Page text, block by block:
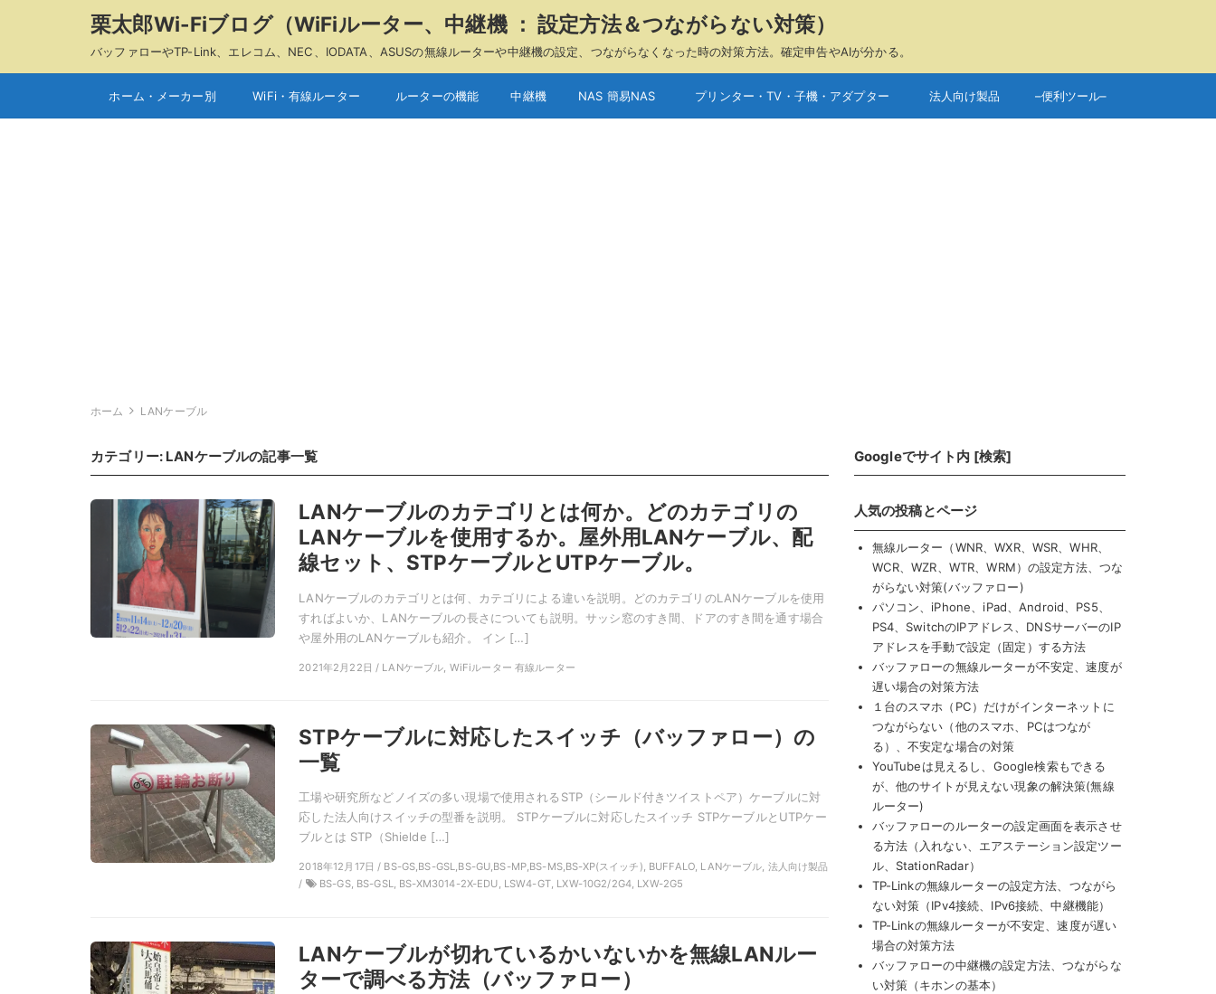
栗太郎Wi-Fiブログ（WiFiルーター、中継機 ： 設定方法＆つながらない対策）
バッファローやTP-Link、エレコム、NEC、IODATA、ASUSの無線ルーターや中継機の設定、つながらなくなった時の対策方法。確定申告やAIが分かる。
ホーム・メーカー別 WiFi・有線ルーター ルーターの機能 中継機 NAS 簡易NAS プリンター・TV・子機・アダプター 法人向け製品 –便利ツール–
ホーム LANケーブル
カテゴリー: LANケーブルの記事一覧
LANケーブルのカテゴリとは何か。どのカテゴリの
LANケーブルを使用するか。屋外用LANケーブル、配
線セット、STPケーブルとUTPケーブル。
LANケーブルのカテゴリとは何、カテゴリによる違いを説明。どのカテゴリのLANケーブルを使用
すればよいか、LANケーブルの長さについても説明。サッシ窓のすき間、ドアのすき間を通す場合
や屋外用のLANケーブルも紹介。 イン […]
2021年2月22日 / LANケーブル, WiFiルーター 有線ルーター
STPケーブルに対応したスイッチ（バッファロー）の
一覧
工場や研究所などノイズの多い現場で使用されるSTP（シールド付きツイストペア）ケーブルに対
応した法人向けスイッチの型番を説明。 STPケーブルに対応したスイッチ STPケーブルとUTPケー
ブルとは STP（Shielde […]
2018年12月17日 / BS-GS,BS-GSL,BS-GU,BS-MP,BS-MS,BS-XP(スイッチ), BUFFALO, LANケーブル, 法人向け製品
/
BS-GS, BS-GSL, BS-XM3014-2X-EDU, LSW4-GT, LXW-10G2/2G4, LXW-2G5
LANケーブルが切れているかいないかを無線LANルー
ターで調べる方法（バッファロー）
Googleでサイト内 [検索]
人気の投稿とページ
無線ルーター（WNR、WXR、WSR、WHR、
WCR、WZR、WTR、WRM）の設定方法、つな
がらない対策(バッファロー)
パソコン、iPhone、iPad、Android、PS5、
PS4、SwitchのIPアドレス、DNSサーバーのIP
アドレスを手動で設定（固定）する方法
バッファローの無線ルーターが不安定、速度が
遅い場合の対策方法
１台のスマホ（PC）だけがインターネットに
つながらない（他のスマホ、PCはつなが
る）、不安定な場合の対策
YouTubeは見えるし、Google検索もできる
が、他のサイトが見えない現象の解決策(無線
ルーター)
バッファローのルーターの設定画面を表示させ
る方法（入れない、エアステーション設定ツー
ル、StationRadar）
TP-Linkの無線ルーターの設定方法、つながら
ない対策（IPv4接続、IPv6接続、中継機能）
TP-Linkの無線ルーターが不安定、速度が遅い
場合の対策方法
バッファローの中継機の設定方法、つながらな
い対策（キホンの基本）